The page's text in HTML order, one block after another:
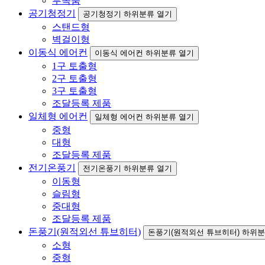
공기청정기
공기청정기 하위분류 열기
스탠드형
벽걸이형
이동식 에어컨
이동식 에어컨 하위분류 열기
1구 토출형
2구 토출형
3구 토출형
조달등록 제품
일체형 에어컨
일체형 에어컨 하위분류 열기
중형
대형
조달등록 제품
전기온풍기
전기온풍기 하위분류 열기
이동형
슬림형
중대형
조달등록 제품
돈풍기(원적외선 튜브히터)
돈풍기(원적외선 튜브히터) 하위
소형
중형